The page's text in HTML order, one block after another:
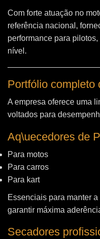
Com forte atuação no
referência nacional,
performance para
nível.
Portfólio completo
A empresa oferece uma
voltados para
Aq\uecedores de
Para motos
Para carros
Para kart
Essenciais para manter
garantir máxima
Secadores